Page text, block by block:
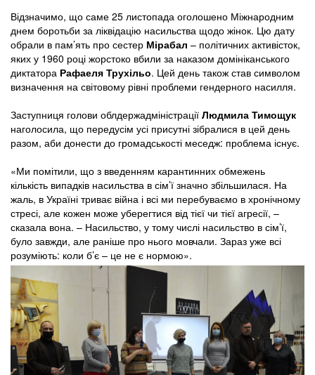
Відзначимо, що саме 25 листопада оголошено Міжнародним
днем боротьби за ліквідацію насильства щодо жінок. Цю дату
обрали в пам’ять про сестер Мірабал – політичних активісток,
яких у 1960 році жорстоко вбили за наказом домініканського
диктатора Рафаеля Трухільо. Цей день також став символом
визначення на світовому рівні проблеми гендерного насилля.
Заступниця голови облдержадміністрації Людмила Тимощук
наголосила, що передусім усі присутні зібралися в цей день
разом, аби донести до громадськості меседж: проблема існує.
«Ми помітили, що з введенням карантинних обмежень
кількість випадків насильства в сім’ї значно збільшилася. На
жаль, в Україні триває війна і всі ми перебуваємо в хронічному
стресі, але кожен може уберегтися від тієї чи тієї агресії, –
сказала вона. – Насильство, у тому числі насильство в сім’ї,
було завжди, але раніше про нього мовчали. Зараз уже всі
розуміють: коли б’є – це не є нормою».